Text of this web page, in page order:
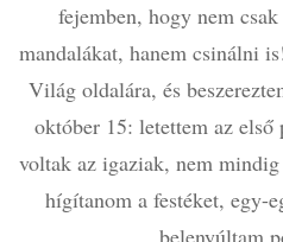
fejemben, hogy nem
mandalákat, hanem csinálni
Világ oldalára, és
október 15: letettem az
voltak az igaziak, nem
hígítanom a festéket, egy-
belenyúltam